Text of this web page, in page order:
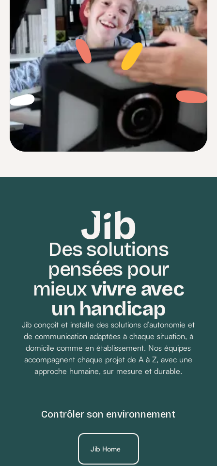
réglages complexes et des notices
Demander un devis
Des solutions
pensées pour
mieuxvivre avec
un handicap
Jib conçoit et installe des solutions d’autonomie et
de communication adaptées à chaque situation, à
domicile comme en établissement. Nos équipes
accompagnent chaque projet de A à Z, avec une
approche humaine, sur mesure et durable.
Contrôler son environnement
Jib Home